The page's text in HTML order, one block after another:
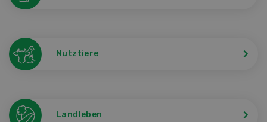
Nutztiere
Landleben